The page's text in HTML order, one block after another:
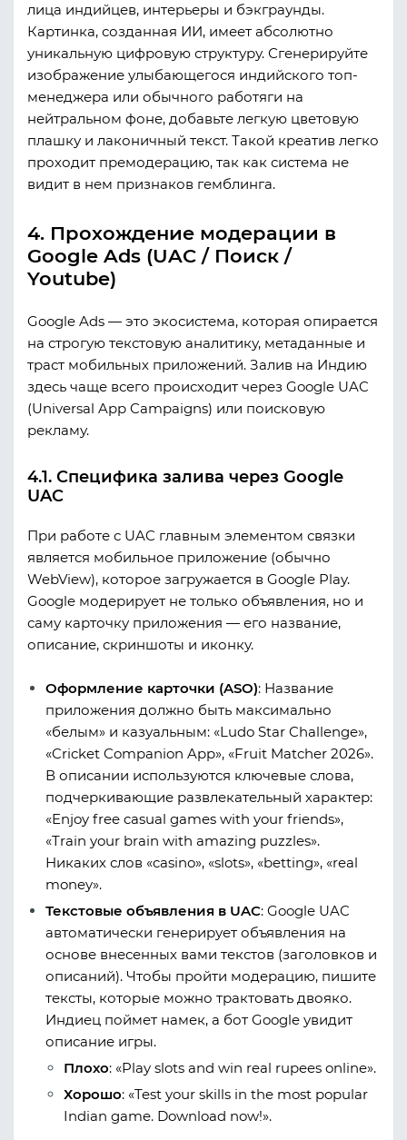
лица индийцев, интерьеры и бэкграунды.
Картинка, созданная ИИ, имеет абсолютно
уникальную цифровую структуру. Сгенерируйте
изображение улыбающегося индийского топ-
менеджера или обычного работяги на
нейтральном фоне, добавьте легкую цветовую
плашку и лаконичный текст. Такой креатив легко
проходит премодерацию, так как система не
видит в нем признаков гемблинга.
4. Прохождение модерации в
Google Ads (UAC / Поиск /
Youtube)
Google Ads — это экосистема, которая опирается
на строгую текстовую аналитику, метаданные и
траст мобильных приложений. Залив на Индию
здесь чаще всего происходит через Google UAC
(Universal App Campaigns) или поисковую
рекламу.
4.1. Специфика залива через Google
UAC
При работе с UAC главным элементом связки
является мобильное приложение (обычно
WebView), которое загружается в Google Play.
Google модерирует не только объявления, но и
саму карточку приложения — его название,
описание, скриншоты и иконку.
Оформление карточки (ASO): Название
приложения должно быть максимально
«белым» и казуальным: «Ludo Star Challenge»,
«Cricket Companion App», «Fruit Matcher 2026».
В описании используются ключевые слова,
подчеркивающие развлекательный характер:
«Enjoy free casual games with your friends»,
«Train your brain with amazing puzzles».
Никаких слов «casino», «slots», «betting», «real
money».
Текстовые объявления в UAC: Google UAC
автоматически генерирует объявления на
основе внесенных вами текстов (заголовков и
описаний). Чтобы пройти модерацию, пишите
тексты, которые можно трактовать двояко.
Индиец поймет намек, а бот Google увидит
описание игры.
Плохо: «Play slots and win real rupees online».
Хорошо: «Test your skills in the most popular
Indian game. Download now!».